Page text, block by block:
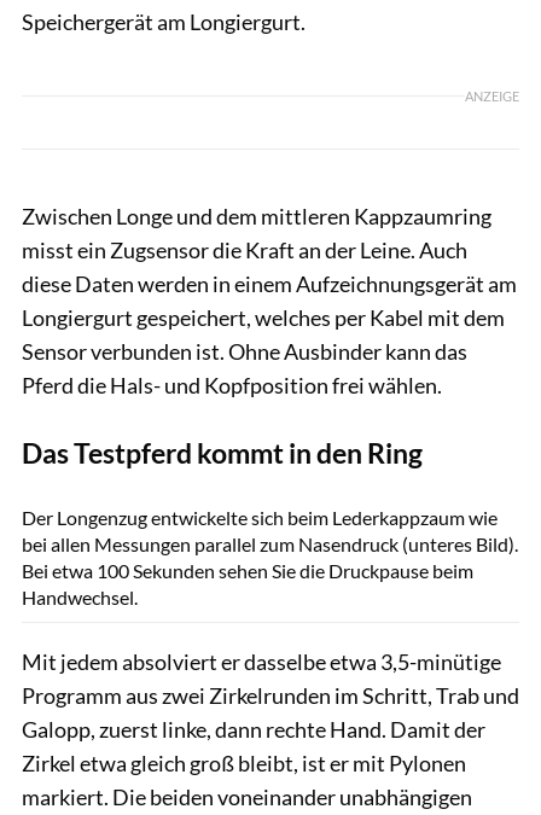
Speichergerät am Longiergurt.
ANZEIGE
Zwischen Longe und dem mittleren Kappzaumring
misst ein Zugsensor die Kraft an der Leine. Auch
diese Daten werden in einem Aufzeichnungsgerät am
Longiergurt gespeichert, welches per Kabel mit dem
Sensor verbunden ist. Ohne Ausbinder kann das
Pferd die Hals- und Kopfposition frei wählen.
Das Testpferd kommt in den Ring
Der Longenzug entwickelte sich beim Lederkappzaum wie
bei allen Messungen parallel zum Nasendruck (unteres Bild).
Bei etwa 100 Sekunden sehen Sie die Druckpause beim
Handwechsel.
Mit jedem absolviert er dasselbe etwa 3,5-minütige
Programm aus zwei Zirkelrunden im Schritt, Trab und
Galopp, zuerst linke, dann rechte Hand. Damit der
Zirkel etwa gleich groß bleibt, ist er mit Pylonen
markiert. Die beiden voneinander unabhängigen